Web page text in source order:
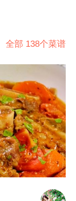
全部 138个菜谱